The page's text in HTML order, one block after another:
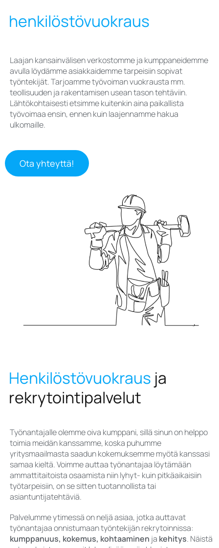
henkilöstövuokraus
Laajan kansainvälisen verkostomme ja kumppaneidemme
avulla löydämme asiakkaidemme tarpeisiin sopivat
työntekijät. Tarjoamme työvoiman vuokrausta mm.
teollisuuden ja rakentamisen usean tason tehtäviin.
Lähtökohtaisesti etsimme kuitenkin aina paikallista
työvoimaa ensin, ennen kuin laajennamme hakua
ulkomaille.
Ota yhteyttä!
Henkilöstövuokraus ja
rekrytointipalvelut
Työnantajalle olemme oiva kumppani, sillä sinun on helppo
toimia meidän kanssamme, koska puhumme
yritysmaailmasta saadun kokemuksemme myötä kanssasi
samaa kieltä. Voimme auttaa työnantajaa löytämään
ammattitaitoista osaamista niin lyhyt- kuin pitkäaikaisiin
työtarpeisiin, on se sitten tuotannollista tai
asiantuntijatehtäviä.
Palvelumme ytimessä on neljä asiaa, jotka auttavat
työnantajaa onnistumaan työntekijän rekrytoinnissa:
kumppanuus, kokemus, kohtaaminen ja kehitys. Näistä